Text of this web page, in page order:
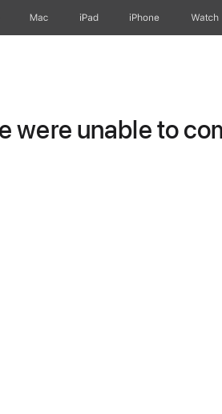
Mac iPad iPhone Watch
were unable to